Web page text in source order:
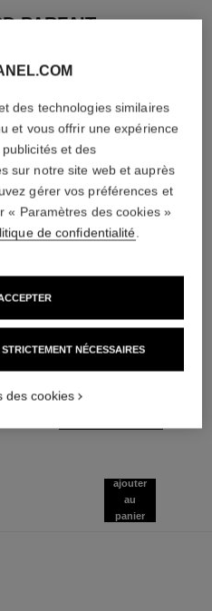
PARFAIT
sublimage la crème texture
universelle
Réf. 147550
ajouter
au
panier
des technologies similaires
et vous offrir une expérience
et des
sur notre site web et auprès
gérer vos préférences et
« Paramètres des cookies »
de confidentialité
NÉCESSAIRES
des cookies